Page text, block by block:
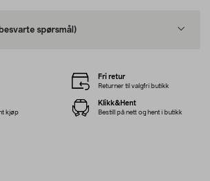
spørsmål)
Fri retur
Returner til valgfri butikk
kjøp
Klikk&Hent
Bestill på nett og hent i butikk